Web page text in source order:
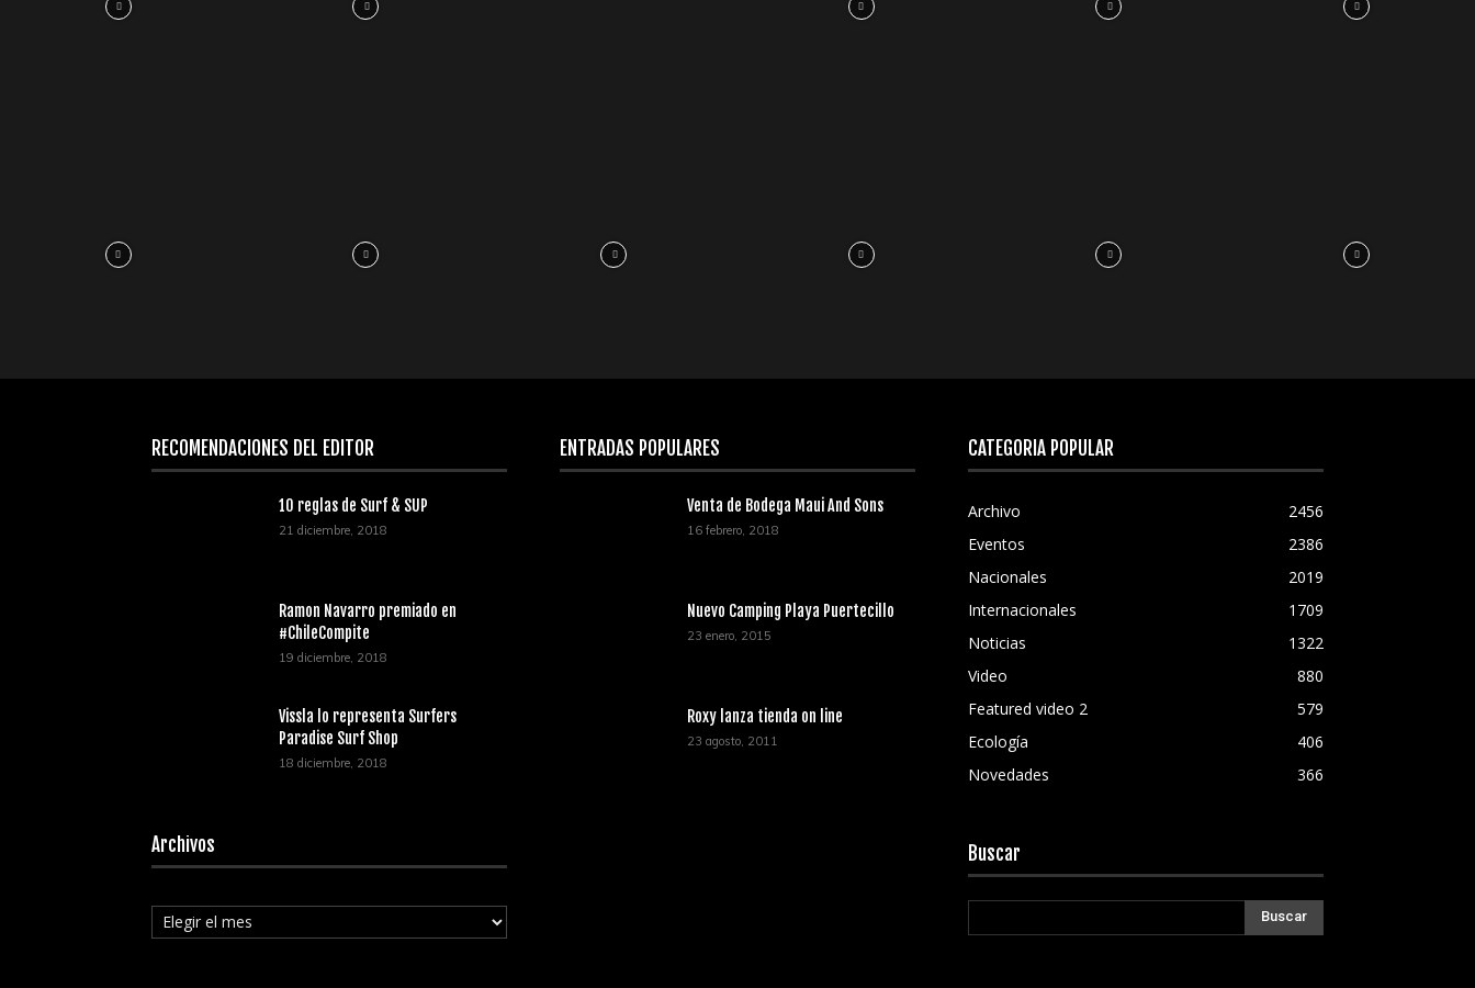
RECOMENDACIONES DEL EDITOR
10 reglas de Surf & SUP
21 diciembre, 2018
Ramon Navarro premiado en
#ChileCompite
19 diciembre, 2018
Vissla lo representa Surfers
Paradise Surf Shop
18 diciembre, 2018
Archivos
Archivos
ENTRADAS POPULARES
Venta de Bodega Maui And Sons
16 febrero, 2018
Nuevo Camping Playa Puertecillo
23 enero, 2015
Roxy lanza tienda on line
23 agosto, 2011
CATEGORÍA POPULAR
Archivo
2456
Eventos
2386
Nacionales
2019
Internacionales
1709
Noticias
1322
Video
880
Featured video 2
579
Ecología
406
Novedades
366
Buscar